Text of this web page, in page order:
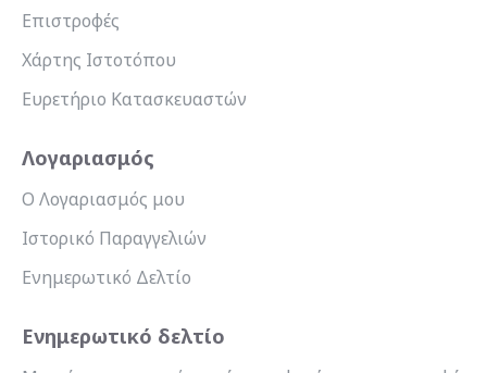
Επιστροφές
Χάρτης Ιστοτόπου
Ευρετήριο Κατασκευαστών
Λογαριασμός
Ο Λογαριασμός μου
Ιστορικό Παραγγελιών
Ενημερωτικό Δελτίο
Ενημερωτικό δελτίο